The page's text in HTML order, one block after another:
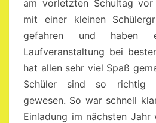
am vorletzten Schultag vor
mit einer kleinen
gefahren und haben
Laufveranstaltung bei
hat allen sehr viel Spaß
Schüler sind so richtig
gewesen. So war schnell
Einladung im nächsten